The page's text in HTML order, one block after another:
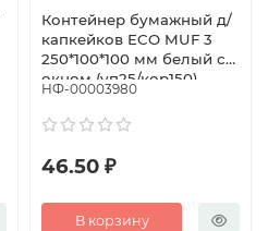
Контейнер бумажный д/
капкейков ECO MUF 3
250*100*100 мм белый с
окном (уп25/кор150)
НФ-00003980
46.50 ₽
В корзину